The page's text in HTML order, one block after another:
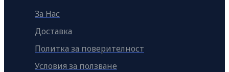
За Нас
Доставка
Политка за поверителност
Условия за ползване